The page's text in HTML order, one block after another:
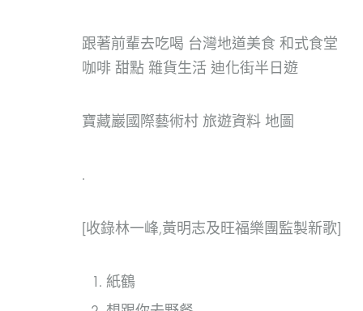
跟著前輩去吃喝 台灣地道美食 和式食堂
咖啡 甜點 雜貨生活 迪化街半日遊
寶藏巖國際藝術村 旅遊資料 地圖
.
[收錄林一峰,黃明志及旺福樂團監製新歌]
紙鶴